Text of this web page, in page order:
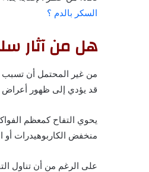
السكر بالدم ؟
هل من آثار
من غير المحتمل أن تسبب
قد يؤدي إلى ظهور أعراض
يحوي التفاح كمعظم
منخفض الكاربوهيدرات أو
على الرغم من أن تناول